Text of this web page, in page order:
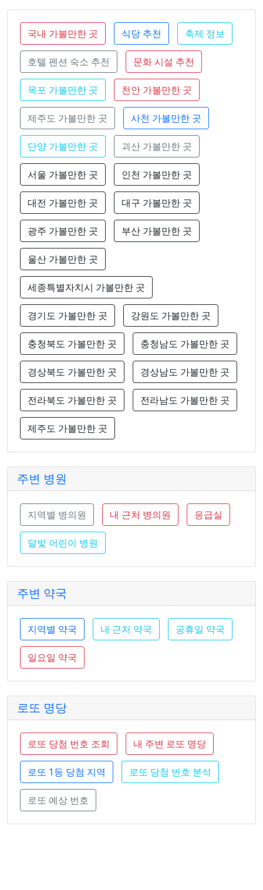
국내 가볼만한 곳 식당 추천 축제 정보
호텔 펜션 숙소 추천 문화 시설 추천
목포 가볼만한 곳 천안 가볼만한 곳
제주도 가볼만한 곳 사천 가볼만한 곳
단양 가볼만한 곳 괴산 가볼만한 곳
서울 가볼만한 곳 인천 가볼만한 곳
대전 가볼만한 곳 대구 가볼만한 곳
광주 가볼만한 곳 부산 가볼만한 곳
울산 가볼만한 곳
세종특별자치시 가볼만한 곳
경기도 가볼만한 곳 강원도 가볼만한 곳
충청북도 가볼만한 곳 충청남도 가볼만한 곳
경상북도 가볼만한 곳 경상남도 가볼만한 곳
전라북도 가볼만한 곳 전라남도 가볼만한 곳
제주도 가볼만한 곳
주변 병원
지역별 병의원 내 근처 병의원 응급실
달빛 어린이 병원
주변 약국
지역별 약국 내 근처 약국 공휴일 약국
일요일 약국
로또 명당
로또 당첨 번호 조회 내 주변 로또 명당
로또 1등 당첨 지역 로또 당첨 번호 분석
로또 예상 번호